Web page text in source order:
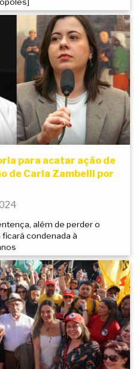
para acatar ação de
de Carla Zambelli por
além de perder o
condenada à